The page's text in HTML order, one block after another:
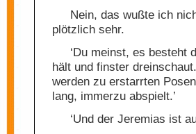
Nein, das wußte ich
plötzlich sehr.
‘Du meinst, es besteht
hält und finster
werden zu erstarrten
lang, immerzu abspielt.’
‘Und der Jeremias ist